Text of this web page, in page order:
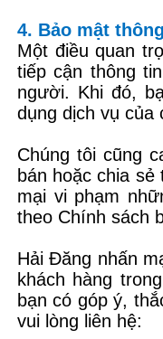
4. Bảo mật
Một điều quan
tiếp cận thông
người. Khi đó,
dụng dịch vụ của
Chúng tôi cũng
bán hoặc chia
mại vi phạm
theo Chính sách
Hải Đăng nhấn
khách hàng
bạn có góp ý,
vui lòng liên hệ: